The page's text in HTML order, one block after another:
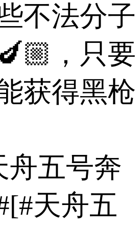
不法分子
，只要
获得黑枪
五号奔
天舟五